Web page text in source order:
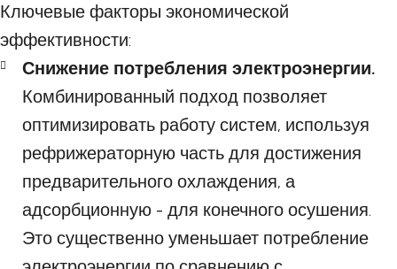
Ключевые факторы экономической
эффективности:
Снижение потребления электроэнергии.
Комбинированный подход позволяет
оптимизировать работу систем, используя
рефрижераторную часть для достижения
предварительного охлаждения, а
адсорбционную - для конечного осушения.
Это существенно уменьшает потребление